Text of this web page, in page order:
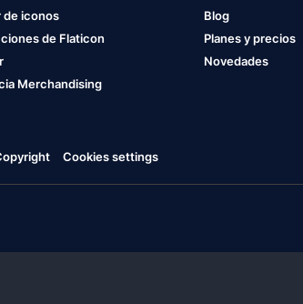
de iconos
de Flaticon
Merchandising
Blog
Planes y precios
Novedades
Cookies settings